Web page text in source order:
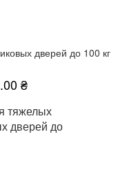
дверей до 100 кг
₴